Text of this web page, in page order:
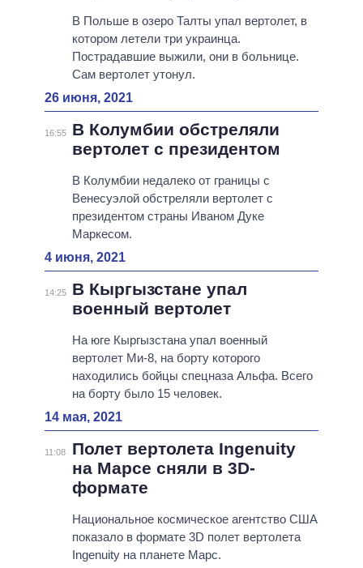
В Польше в озеро Талты упал вертолет, в
котором летели три украинца.
Пострадавшие выжили, они в больнице.
Сам вертолет утонул.
26 июня, 2021
16:55
В Колумбии обстреляли
вертолет с президентом
В Колумбии недалеко от границы с
Венесуэлой обстреляли вертолет с
президентом страны Иваном Дуке
Маркесом.
4 июня, 2021
14:25
В Кыргызстане упал
военный вертолет
На юге Кыргызстана упал военный
вертолет Ми-8, на борту которого
находились бойцы спецназа Альфа. Всего
на борту было 15 человек.
14 мая, 2021
11:08
Полет вертолета Ingenuity
на Марсе сняли в 3D-
формате
Национальное космическое агентство США
показало в формате 3D полет вертолета
Ingenuity на планете Марс.